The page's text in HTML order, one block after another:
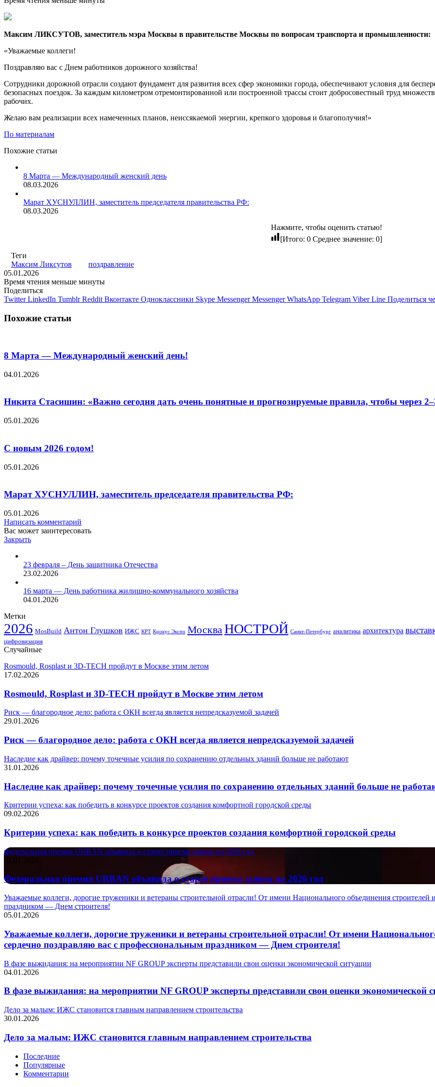
Максим ЛИКСУТОВ, заместитель мэра Москвы в правительстве Москвы по вопросам транспорта и промышленности:
«Уважаемые коллеги!
Поздравляю вас с Днем работников дорожного хозяйства!
Сотрудники дорожной отрасли создают фундамент для развития всех сфер экономики города, обеспечивают условия для
безопасных поездок. За каждым километром отремонтированной или построенной трассы стоит добросовестный труд
рабочих.
Желаю вам реализации всех намеченных планов, неиссякаемой энергии, крепкого здоровья и благополучия!»
По материалам
Похожие статьи
8 Марта — Международный женский день
08.03.2026
Марат ХУСНУЛЛИН, заместитель председателя правительства РФ:
08.03.2026
Нажмите, чтобы оценить статью!
[Итого: 0 Среднее значение: 0]
Теги
Максим Ликсутов
поздравление
05.01.2026
Время чтения меньше минуты
Поделиться
Twitter LinkedIn Tumblr Reddit Вконтакте Одноклассники Skype Messenger Messenger WhatsApp Telegram Viber Line Поделиться
Похожие статьи
8 Марта — Международный женский день!
04.01.2026
Никита Стасишин: «Важно сегодня дать очень понятные и прогнозируемые правила, чтобы через
05.01.2026
С новым 2026 годом!
05.01.2026
Марат ХУСНУЛЛИН, заместитель председателя правительства РФ:
05.01.2026
Написать комментарий
Вас может заинтересовать
Закрыть
23 февраля – День защитника Отечества
23.02.2026
16 марта — День работника жилищно-коммунального хозяйства
04.01.2026
Метки
2026 MosBuild Антон Глушков ИЖС КРТ Крокус Экспо МоскваНОСТРОЙ Санкт-Петербург аналитика архитектура
цифровизация
Случайные
Rosmould, Rosplast и 3D-TECH пройдут в Москве этим летом
17.02.2026
Rosmould, Rosplast и 3D-TECH пройдут в Москве этим летом
Риск — благородное дело: работа с ОКН всегда является непредсказуемой задачей
29.01.2026
Риск — благородное дело: работа с ОКН всегда является непредсказуемой задачей
Наследие как драйвер: почему точечные усилия по сохранению отдельных зданий больше не работают
31.01.2026
Наследие как драйвер: почему точечные усилия по сохранению отдельных зданий больше не
Критерии успеха: как победить в конкурсе проектов создания комфортной городской среды
09.02.2026
Критерии успеха: как победить в конкурсе проектов создания комфортной городской среды
Федеральная премия URBAN объявила о старте приема заявок на 2026 год
22.01.2026
Федеральная премия URBAN объявила о старте приема заявок на 2026 год
Уважаемые коллеги, дорогие труженики и ветераны строительной отрасли! От имени Национального объединения строителей
праздником — Днем строителя!
05.01.2026
Уважаемые коллеги, дорогие труженики и ветераны строительной отрасли! От имени
сердечно поздравляю вас с профессиональным праздником — Днем строителя!
В фазе выжидания: на мероприятии NF GROUP эксперты представили свои оценки экономической ситуации
04.01.2026
В фазе выжидания: на мероприятии NF GROUP эксперты представили свои оценки экономической
Дело за малым: ИЖС становится главным направлением строительства
30.01.2026
Дело за малым: ИЖС становится главным направлением строительства
Последние
Популярные
Комментарии